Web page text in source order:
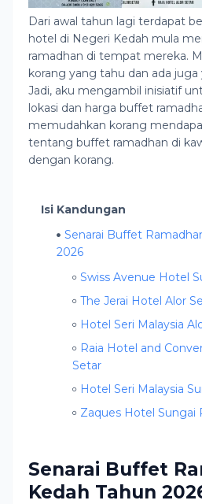
Dari awal tahun lagi terdapat
hotel di Negeri Kedah mula
ramadhan di tempat mereka.
korang yang tahu dan ada juga
Jadi, aku mengambil inisiatif
lokasi dan harga buffet
memudahkan korang
tentang buffet ramadhan di
dengan korang.
Isi Kandungan
Senarai Buffet
2026
Swiss Avenue Hotel
The Jerai Hotel Alor
Hotel Seri Malaysia
Raia Hotel and
Setar
Hotel Seri Malaysia
Zaques Hotel Sungai
Senarai Buffet
Kedah Tahun